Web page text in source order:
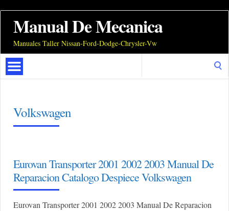
Manual De Mecanica
Manuales Taller Nissan-Ford-Dodge-Chrysler-Vw
Volkswagen
Eurovan Transporter 2001 2002 2003 Manual De
Reparacion Catalogo Despiece Volkswagen
Eurovan Transporter 2001 2002 2003 Manual De Reparacion